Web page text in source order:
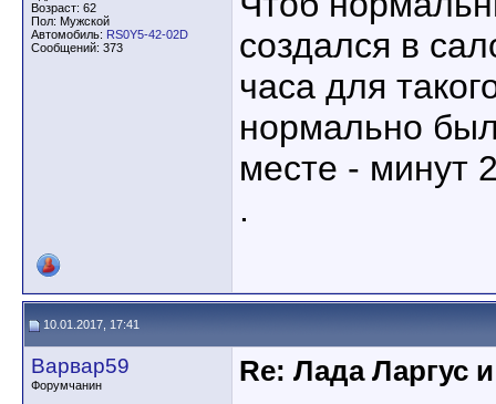
Возраст: 62
Пол: Мужской
Автомобиль: RS0Y5-42-02D
Сообщений: 373
создался в
часа для
нормально
месте - минут
.
10.01.2017, 17:41
Варвар59
Форумчанин
Re: Лада Ларгус